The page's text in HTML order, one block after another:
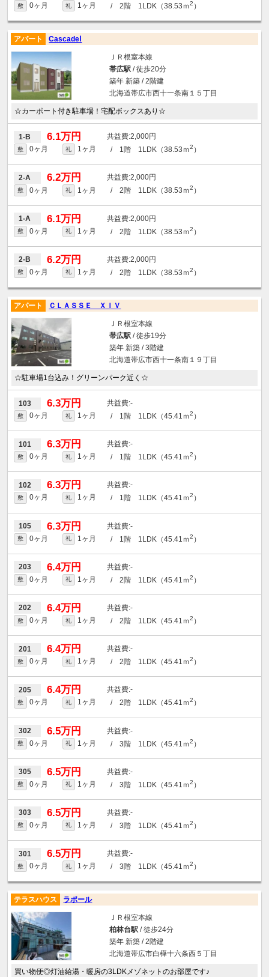
敷 0ヶ月 礼 1ヶ月 / 2階 1LDK（38.53ｍ2 ）
アパート CascadeⅠ
ＪＲ根室本線
帯広駅/ 徒歩20分
築年 新築 / 2階建
北海道帯広市西十一条南１５丁目
☆カーポート付き駐車場！宅配ボックスあり☆
1-B 6.1万円 2,000円
敷 0ヶ月 礼 1ヶ月 / 1階 1LDK（38.53ｍ2 ）
2-A 6.2万円 2,000円
敷 0ヶ月 礼 1ヶ月 / 2階 1LDK（38.53ｍ2 ）
1-A 6.1万円 2,000円
敷 0ヶ月 礼 1ヶ月 / 2階 1LDK（38.53ｍ2 ）
2-B 6.2万円 2,000円
敷 0ヶ月 礼 1ヶ月 / 2階 1LDK（38.53ｍ2 ）
アパート ＣＬＡＳＳＥ ＸＩＶ
ＪＲ根室本線
帯広駅/ 徒歩19分
築年 新築 / 3階建
北海道帯広市西十一条南１９丁目
☆駐車場1台込み！グリーンパーク近く☆
103 6.3万円 -
敷 0ヶ月 礼 1ヶ月 / 1階 1LDK（45.41ｍ2 ）
101 6.3万円 -
敷 0ヶ月 礼 1ヶ月 / 1階 1LDK（45.41ｍ2 ）
102 6.3万円 -
敷 0ヶ月 礼 1ヶ月 / 1階 1LDK（45.41ｍ2 ）
105 6.3万円 -
敷 0ヶ月 礼 1ヶ月 / 1階 1LDK（45.41ｍ2 ）
203 6.4万円 -
敷 0ヶ月 礼 1ヶ月 / 2階 1LDK（45.41ｍ2 ）
202 6.4万円 -
敷 0ヶ月 礼 1ヶ月 / 2階 1LDK（45.41ｍ2 ）
201 6.4万円 -
敷 0ヶ月 礼 1ヶ月 / 2階 1LDK（45.41ｍ2 ）
205 6.4万円 -
敷 0ヶ月 礼 1ヶ月 / 2階 1LDK（45.41ｍ2 ）
302 6.5万円 -
敷 0ヶ月 礼 1ヶ月 / 3階 1LDK（45.41ｍ2 ）
305 6.5万円 -
敷 0ヶ月 礼 1ヶ月 / 3階 1LDK（45.41ｍ2 ）
303 6.5万円 -
敷 0ヶ月 礼 1ヶ月 / 3階 1LDK（45.41ｍ2 ）
301 6.5万円 -
敷 0ヶ月 礼 1ヶ月 / 3階 1LDK（45.41ｍ2 ）
テラスハウス ラポール
ＪＲ根室本線
柏林台駅/ 徒歩24分
築年 新築 / 2階建
北海道帯広市白樺十六条西５丁目
買い物便◎灯油給湯・暖房の3LDKメゾネットのお部屋です♪